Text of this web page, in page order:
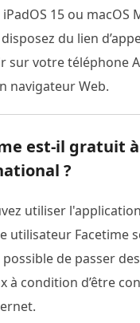
15 ou macOS
du lien
sur votre téléphone
navigateur Web.
est-il gratuit à
?
utiliser
utilisateur Facetime
de passer
à condition d’être